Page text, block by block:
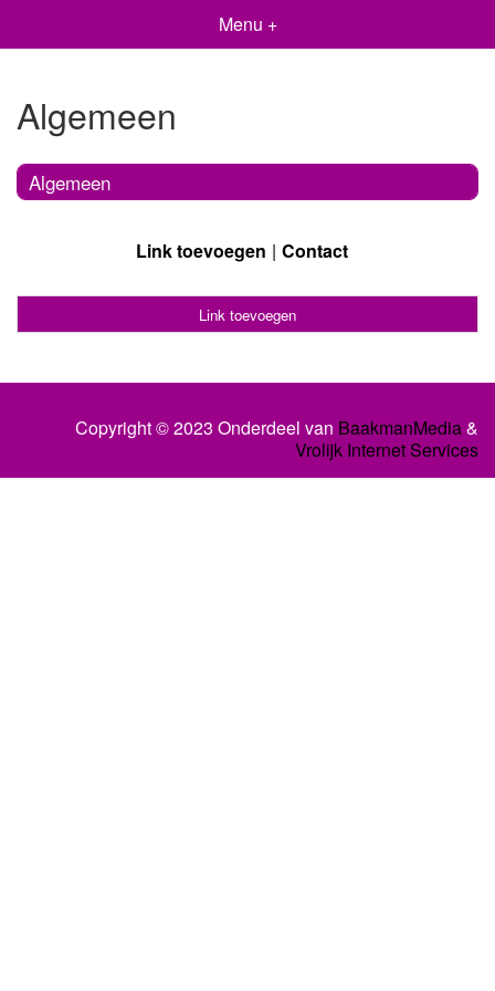
Menu +
Algemeen
Algemeen
Link toevoegen Contact
Link toevoegen
Copyright © 2023 Onderdeel van BaakmanMedia&
Vrolijk Internet Services